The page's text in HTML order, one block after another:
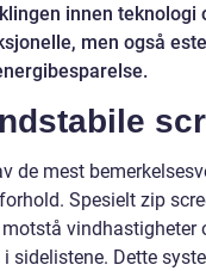
innen
men også
de mest
Spesielt zip
sidelistene. Dette